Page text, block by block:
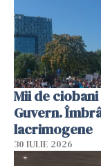
Mii de ciobani
Guvern.
lacrimogene
30 IULIE 2026